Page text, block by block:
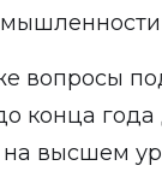
вопросы
конца года
высшем